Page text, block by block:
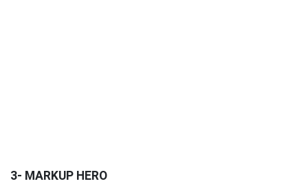
3- MARKUP HERO